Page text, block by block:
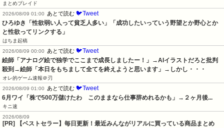
まとめブレイド
2026/08/09 01:00
あとで読む 🐦Tweet
ひろゆき「性欲弱い人って貧乏人多い」「成功したいっていう野望とか野心とか
と性欲ってリンクする」
はちま起稿
2026/08/09 00:00
あとで読む 🐦Tweet
絵師「アナログ絵で独学でここまで成長しましたー！」→AIイラストだろと批判
殺到→絵師「本日をもちまして全てを終えようと思います」→しかし・・・
オレ的ゲーム速報＠刃
2026/08/09 01:00
あとで読む 🐦Tweet
6月ワイ「株で500万儲けたわ　このままなら仕事辞めれるかも」→２ヶ月後...
キニ速
2026/08/09
[PR] 【ベストセラー】毎日更新！最近みんながリアルに買っている商品まとめ